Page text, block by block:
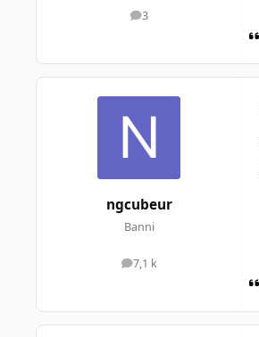
3
messages
ngcubeur
Banni
7,1 k
messages